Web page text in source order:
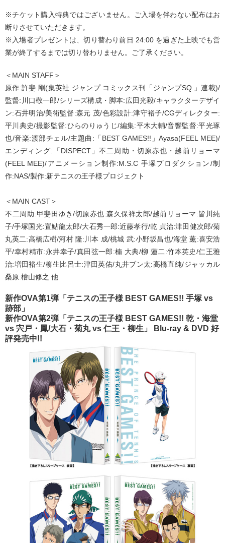
※チケット購入特典ではございません。ご入場を伴わない配布はお
断りさせていただきます。
※入場者プレゼントは、切り替わり前日 24:00 を過ぎた上映でも営
業が終了するまでは切り替わりません。ご了承ください。
＜MAIN STAFF＞
原作:許斐 剛(集英社 ジャンプ コミックス刊「ジャンプSQ.」連載)/
監督:川口敬一郎/シリーズ構成・脚本:広田光毅/キャラクターデザイ
ン:石井明治/美術監督:森元 茂/色彩設計:津守裕子/CGディレクター:
平川典史/撮影監督:ひらのりゅうじ/編集:平木大輔/音響監督:平光琢
也/音楽:渡部チェル/主題曲:「BEST GAMES!!」Ayasa(FEEL MEE)/
エンディング:「DISPECT」不二周助・切原赤也・越前リョーマ
(FEEL MEE)/アニメーション制作:M.S.C 手塚プロダクション/制
作:NAS/製作:新テニスの王子様プロジェクト
＜MAIN CAST＞
不二周助:甲斐田ゆき/切原赤也:森久保祥太郎/越前リョーマ:皆川純
子/手塚国光:置鮎龍太郎/大石秀一郎:近藤孝行/乾 貞治:津田健次郎/菊
丸英二:高橋広樹/河村 隆:川本 成/桃城 武:小野坂昌也/海堂 薫:喜安浩
平/幸村精市:永井幸子/真田弦一郎:楠 大典/柳 蓮二:竹本英史/仁王雅
治:増田裕生/柳生比呂士:津田英佑/丸井ブン太:高橋直純/ジャッカル
桑原:檜山修之 他
新作OVA第1弾「テニスの王子様 BEST GAMES!! 手塚 vs
跡部」
新作OVA第2弾「テニスの王子様 BEST GAMES!! 乾・海堂
vs 宍戸・鳳/大石・菊丸 vs 仁王・柳生」 Blu-ray & DVD 好
評発売中!!